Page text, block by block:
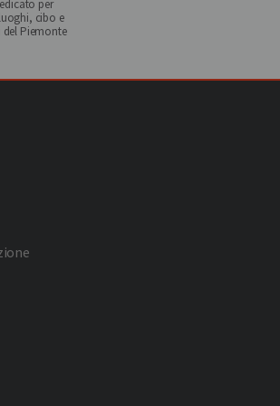
per
cibo e
Piemonte